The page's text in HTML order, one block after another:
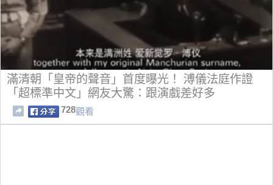
滿清朝「皇帝的聲音」首度曝光！ 溥儀法庭作證
「超標準中文」網友大驚：跟演戲差好多
728觀看